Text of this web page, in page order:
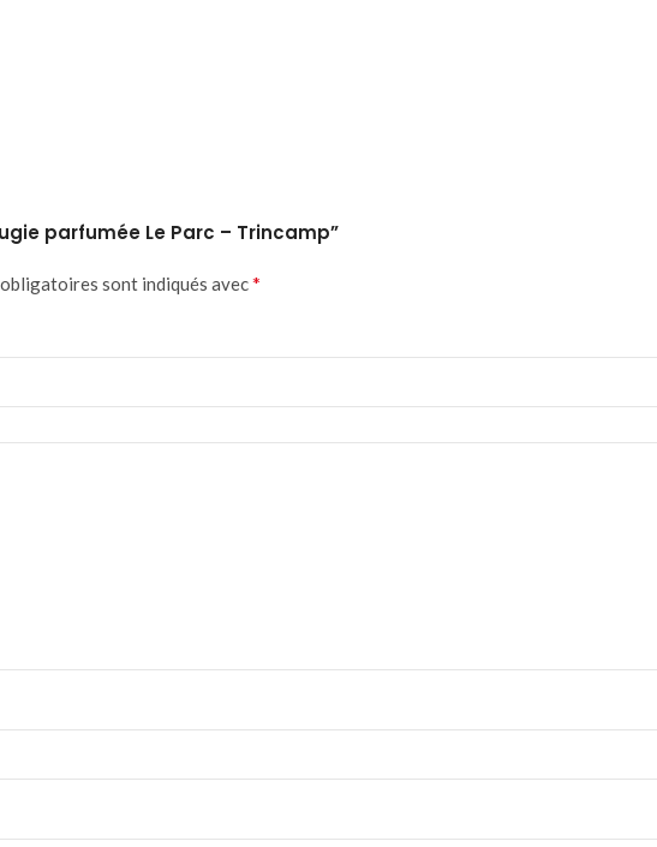
parfumée Le Parc – Trincamp”
obligatoires sont indiqués avec*